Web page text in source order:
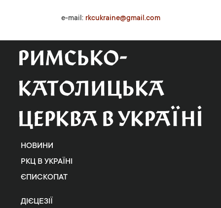
e-mail: rkcukraine@gmail.com
НОВИНИ
РКЦ В УКРАЇНІ
ЄПИСКОПАТ
ДІЄЦЕЗІЇ